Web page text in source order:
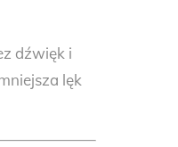
dźwięk i
lęk